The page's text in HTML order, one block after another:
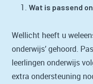
Wat is passend
Wellicht heeft u
onderwijs’ gehoord.
leerlingen onderwijs
extra ondersteuning